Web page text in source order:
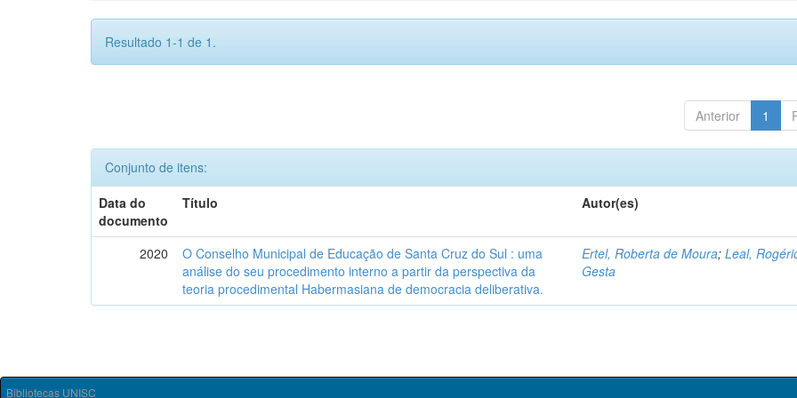
Resultado 1-1 de 1.
Anterior 1
Conjunto de itens:
Data do
documento
Título Autor(es)
2020
O Conselho Municipal de Educação de Santa Cruz do Sul : uma
análise do seu procedimento interno a partir da perspectiva da
teoria procedimental Habermasiana de democracia deliberativa.
Ertel, Roberta de Moura;Leal,
Gesta
Bibliotecas UNISC